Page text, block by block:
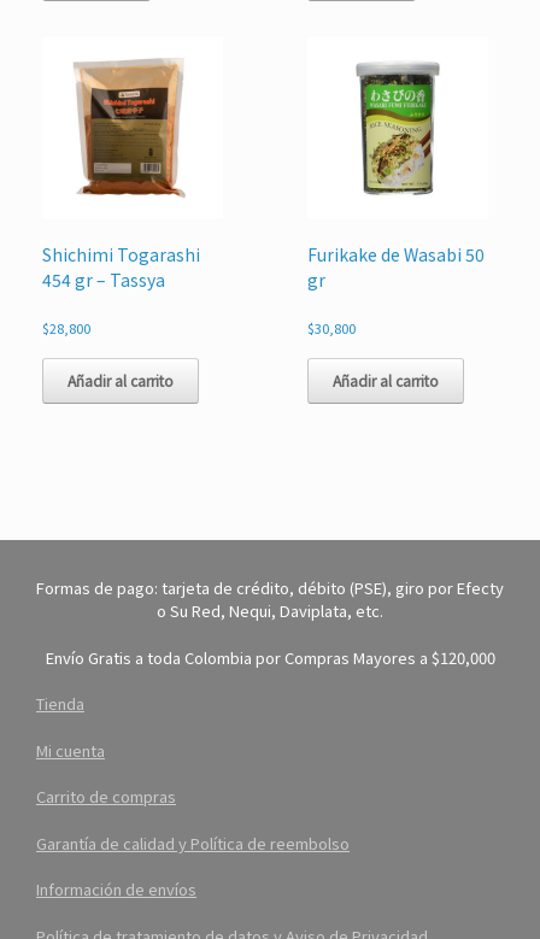
Shichimi Togarashi
454 gr – Tassya
$28,800
Añadir al carrito
Furikake de Wasabi 50
gr
$30,800
Añadir al carrito
Formas de pago: tarjeta de crédito, débito (PSE), giro por Efecty
o Su Red, Nequi, Daviplata, etc.
Envío Gratis a toda Colombia por Compras Mayores a $120,000
Tienda
Mi cuenta
Carrito de compras
Garantía de calidad y Política de reembolso
Información de envíos